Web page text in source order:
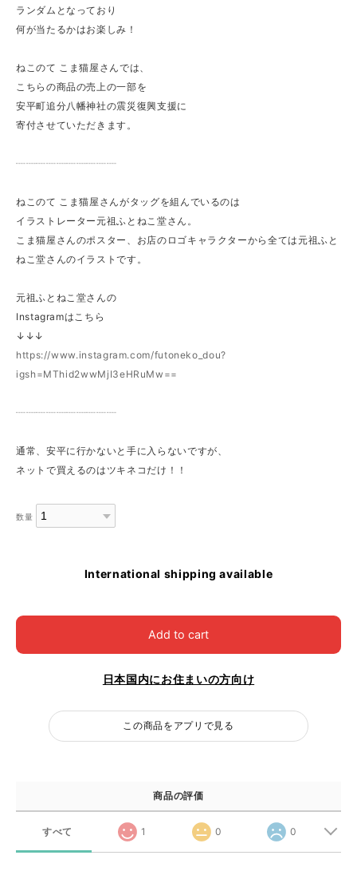
ランダムとなっており
何が当たるかはお楽しみ！
ねこのて こま猫屋さんでは、
こちらの商品の売上の一部を
安平町追分八幡神社の震災復興支援に
寄付させていただきます。
┈┈┈┈┈┈┈┈┈┈
ねこのて こま猫屋さんがタッグを組んでいるのは
イラストレーター元祖ふとねこ堂さん。
こま猫屋さんのポスター、お店のロゴキャラクターから全ては元祖ふと
ねこ堂さんのイラストです。
元祖ふとねこ堂さんの
Instagramはこちら
↓↓↓
https://www.instagram.com/futoneko_dou?
igsh=MThid2wwMjI3eHRuMw==
┈┈┈┈┈┈┈┈┈┈
通常、安平に行かないと手に入らないですが、
ネットで買えるのはツキネコだけ！！
数量
International shipping available
Add to cart
日本国内にお住まいの方向け
この商品をアプリで見る
商品の評価
すべて 1 0 0